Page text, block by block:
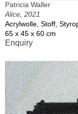
Patricia Waller
Alice, 2021
Acrylwolle, Stoff,
65 x 45 x 60 cm
Enquiry